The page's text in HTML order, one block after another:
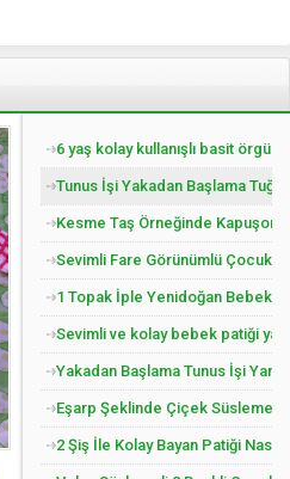
6 yaş kolay kullanışlı basit örgü
Tunus İşi Yakadan Başlama
Kesme Taş Örneğinde
Sevimli Fare Görünümlü Çocuk
1 Topak İple Yenidoğan Bebek
Sevimli ve kolay bebek patiği
Yakadan Başlama Tunus İşi
Eşarp Şeklinde Çiçek Süslemeli
2 Şiş İle Kolay Bayan Patiği Nasıl